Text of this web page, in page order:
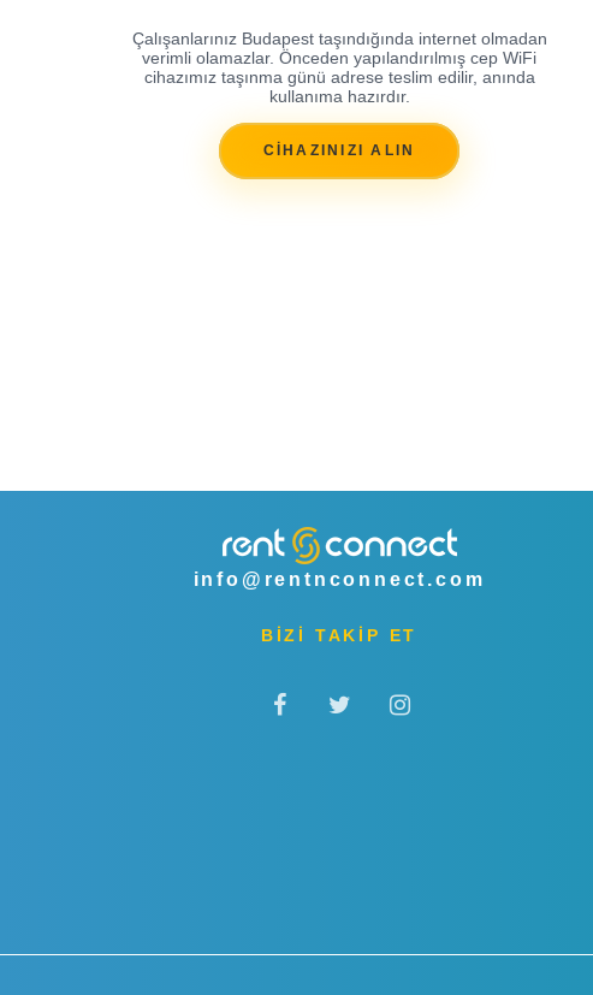
Çalışanlarınız Budapest taşındığında internet olmadan
verimli olamazlar. Önceden yapılandırılmış cep WiFi
cihazımız taşınma günü adrese teslim edilir, anında
kullanıma hazırdır.
CİHAZINIZI ALIN
info@rentnconnect.com
BİZİ TAKİP ET